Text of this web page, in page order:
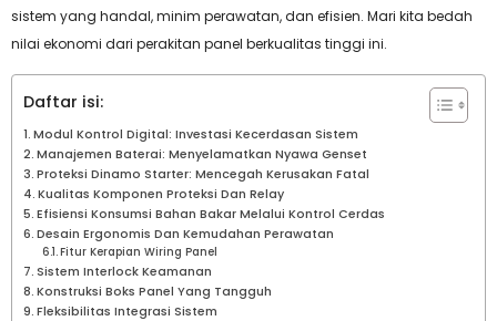
sistem yang handal, minim perawatan, dan efisien. Mari kita bedah
nilai ekonomi dari perakitan panel berkualitas tinggi ini.
Daftar isi:
Modul Kontrol Digital: Investasi Kecerdasan Sistem
Manajemen Baterai: Menyelamatkan Nyawa Genset
Proteksi Dinamo Starter: Mencegah Kerusakan Fatal
Kualitas Komponen Proteksi Dan Relay
Efisiensi Konsumsi Bahan Bakar Melalui Kontrol Cerdas
Desain Ergonomis Dan Kemudahan Perawatan
Fitur Kerapian Wiring Panel
Sistem Interlock Keamanan
Konstruksi Boks Panel Yang Tangguh
Fleksibilitas Integrasi Sistem